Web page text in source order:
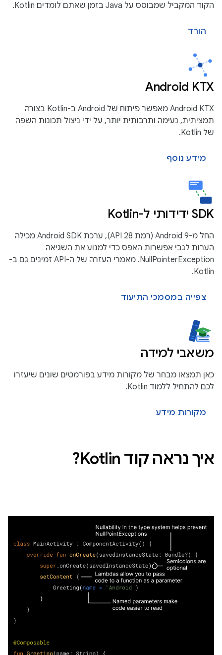
הקוד המקביל שמבוסס על Java בזמן שאתם לומדים Kotlin.
הורד
Android KTX
Android KTX מאפשר פיתוח של Android ב-Kotlin בצורה
תמציתית, נעימה ותרבותית יותר, על ידי ניצול תכונות השפה
של Kotlin.
מידע נוסף
SDK ידידותי ל-Kotlin
החל מ-Android 9 (רמת API 28), ערכת Android SDK מכילה
הערות לגבי אפשרות האפס כדי למנוע את השגיאה
NullPointerException. מאמרי העזרה של ה-API זמינים גם ב-
Kotlin.
צפייה במסמכי התיעוד
משאבי למידה
כאן תמצאו מבחר של מקורות מידע בפורמטים שונים שיעזרו
לכם להתחיל ללמוד Kotlin.
מקורות מידע
איך נראה קוד Kotlin?